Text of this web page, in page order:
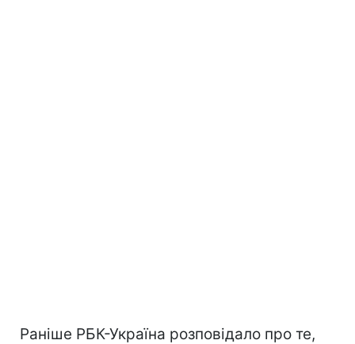
Раніше РБК-Україна розповідало про те,